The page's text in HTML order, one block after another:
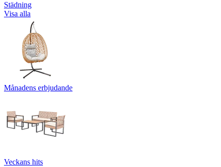
Städning
Visa alla
Månadens erbjudande
Veckans hits